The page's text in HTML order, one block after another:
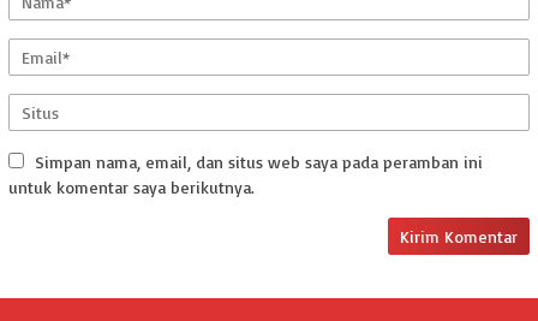
Simpan nama, email, dan situs web saya pada peramban ini
untuk komentar saya berikutnya.